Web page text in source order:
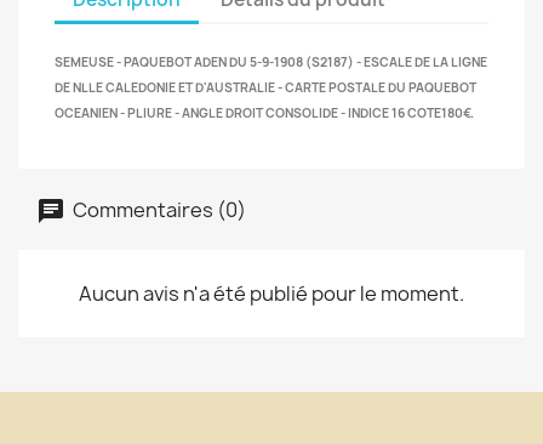
SEMEUSE - PAQUEBOT ADEN DU 5-9-1908 (S2187) - ESCALE DE LA LIGNE
DE NLLE CALEDONIE ET D'AUSTRALIE - CARTE POSTALE DU PAQUEBOT
OCEANIEN - PLIURE - ANGLE DROIT CONSOLIDE - INDICE 16 COTE180€.
Commentaires (0)
Aucun avis n'a été publié pour le moment.